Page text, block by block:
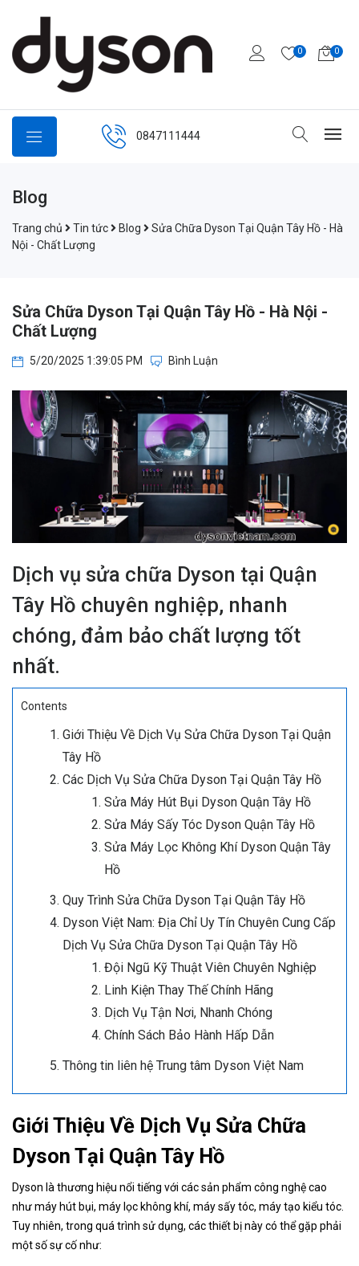
0 0
0847111444
Blog
Trang chủ Tin tức Blog
Sửa Chữa Dyson Tại Quận Tây Hồ - Hà
Nội - Chất Lượng
Sửa Chữa Dyson Tại Quận Tây Hồ - Hà Nội -
Chất Lượng
5/20/2025 1:39:05 PM Bình Luận
Dịch vụ sửa chữa Dyson tại Quận
Tây Hồ chuyên nghiệp, nhanh
chóng, đảm bảo chất lượng tốt
nhất.
Contents
Giới Thiệu Về Dịch Vụ Sửa Chữa Dyson Tại Quận
Tây Hồ
Các Dịch Vụ Sửa Chữa Dyson Tại Quận Tây Hồ
Sửa Máy Hút Bụi Dyson Quận Tây Hồ
Sửa Máy Sấy Tóc Dyson Quận Tây Hồ
Sửa Máy Lọc Không Khí Dyson Quận Tây
Hồ
Quy Trình Sửa Chữa Dyson Tại Quận Tây Hồ
Dyson Việt Nam: Địa Chỉ Uy Tín Chuyên Cung Cấp
Dịch Vụ Sửa Chữa Dyson Tại Quận Tây Hồ
Đội Ngũ Kỹ Thuật Viên Chuyên Nghiệp
Linh Kiện Thay Thế Chính Hãng
Dịch Vụ Tận Nơi, Nhanh Chóng
Chính Sách Bảo Hành Hấp Dẫn
Thông tin liên hệ Trung tâm Dyson Việt Nam
Giới Thiệu Về Dịch Vụ Sửa Chữa
Dyson Tại Quận Tây Hồ
Dyson là thương hiệu nổi tiếng với các sản phẩm công nghệ cao
như máy hút bụi, máy lọc không khí, máy sấy tóc, máy tạo kiểu tóc.
Tuy nhiên, trong quá trình sử dụng, các thiết bị này có thể gặp phải
một số sự cố như: